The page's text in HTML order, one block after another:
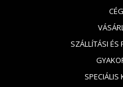
SZÁLLÍTÁSI ÉS
SPECIÁLIS